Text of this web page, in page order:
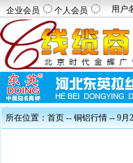
企业会员 个人会员 用户
所在位置：首页 --铜铝行情-- 9月